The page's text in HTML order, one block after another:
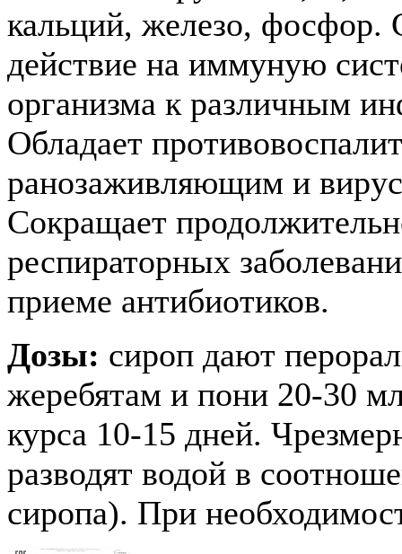
кальций, железо, фосфор.
действие на иммуную
организма к различным
Обладает
ранозаживляющим и
Сокращает
респираторных
приеме антибиотиков.
Дозы: сироп дают
жеребятам и пони 20-30
курса 10-15 дней.
разводят водой в
сиропа). При